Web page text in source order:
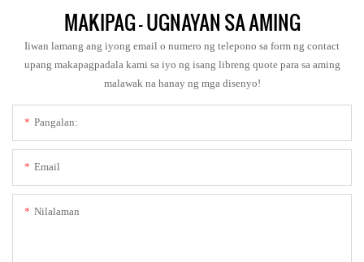
MAKIPAG - UGNAYAN SA AMING
Iiwan lamang ang iyong email o numero ng telepono sa form ng contact
upang makapagpadala kami sa iyo ng isang libreng quote para sa aming
malawak na hanay ng mga disenyo!
Pangalan:
Email
Nilalaman